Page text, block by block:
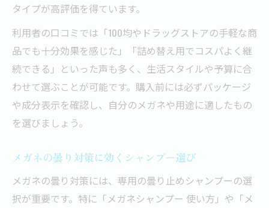
タイプが高評価を得ています。
利用者の口コミでは「100均やドラッグストアの手軽な商
品でも十分効果を感じた」「詰め替え用でコスパよく継
続できる」といった声も多く、生活スタイルや予算に合
わせて選ぶことが可能です。購入前には必ずパッケージ
や成分表示を確認し、自分のメガネや用途に適したもの
を選びましょう。
メガネの曇り対策に効くシャンプー選び
メガネの曇り対策には、専用の曇り止めシャンプーの選
択が重要です。特に「メガネシャンプー 使い方」や「メ